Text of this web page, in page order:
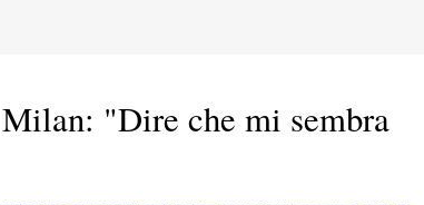
"Dire che mi sembra